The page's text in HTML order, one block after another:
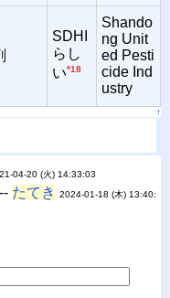
SDHI
らし
い*18
Shando
ng Unit
ed Pesti
cide Ind
ustry
↑
04-20 (火) 14:33:03
たてき
2024-01-18 (木) 13:40: